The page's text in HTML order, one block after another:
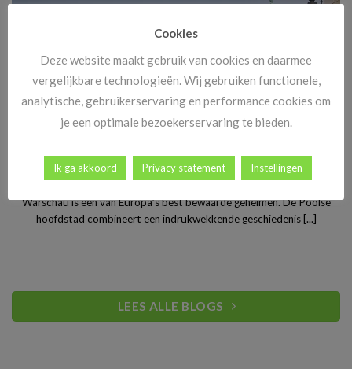
Stedentrip Warschau: ontdek de verrassende charme van
Polen’s bruisende hoofdstad
Warschau is een van Europa’s best bewaarde geheimen. De Poolse
hoofdstad combineert een indrukwekkende geschiedenis [...]
LEES ALLE BLOGS
Cookies
Deze website maakt gebruik van cookies en daarmee
vergelijkbare technologieën. Wij gebruiken functionele,
analytische, gebruikerservaring en performance cookies om
je een optimale bezoekerservaring te bieden.
Ik ga akkoord Privacy statement Instellingen